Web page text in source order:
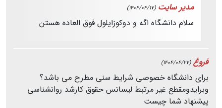
مدیر سایت (1404/04/17)
سلام دانشگاه اگه و دوکوزایلول فوق العاده هستن
فروغ (1404/04/27)
برای دانشگاه خصوصی شرایط سنی مطرح می باشد؟
وبرایدومقطع غیر مرتبط لیسانس حقوق کارشد روانشناسی
پیشنهاد شما چیست